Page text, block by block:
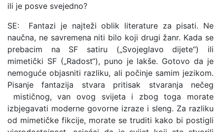
ili je posve svejedno?
SE: Fantazi je najteži oblik literature za pisati. Ne
naučna, ne savremena niti bilo koji drugi žanr. Kada se
prebacim na SF satiru („Svojeglavo dijete“) ili
mimetički SF („Radost“), puno je lakše. Gotovo da je
nemoguće objasniti razliku, ali počinje samim jezikom.
Pisanje fantazija stvara pritisak stvaranja nečeg
mističnog, van ovog svijeta i zbog toga morate
izbjegavati moderne govorne izraze i sleng. Za razliku
od mimetičke fikcije, morate se truditi kako bi postigli